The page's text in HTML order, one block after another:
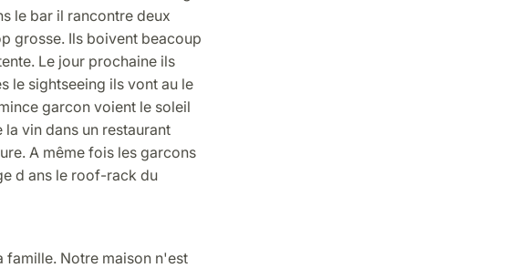
le bar il rancontre deux
grosse. Ils boivent beacoup
Le jour prochaine ils
le sightseeing ils vont au le
garcon voient le soleil
vin dans un restaurant
A même fois les garcons
d ans le roof-rack du
famille. Notre maison n'est